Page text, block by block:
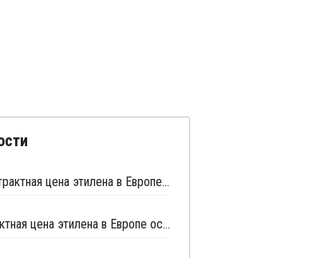
Февральская контрактная цена этилена в Европе выросла на EUR5 за тонну
Январская контрактная цена этилена в Европе осталась неизменной